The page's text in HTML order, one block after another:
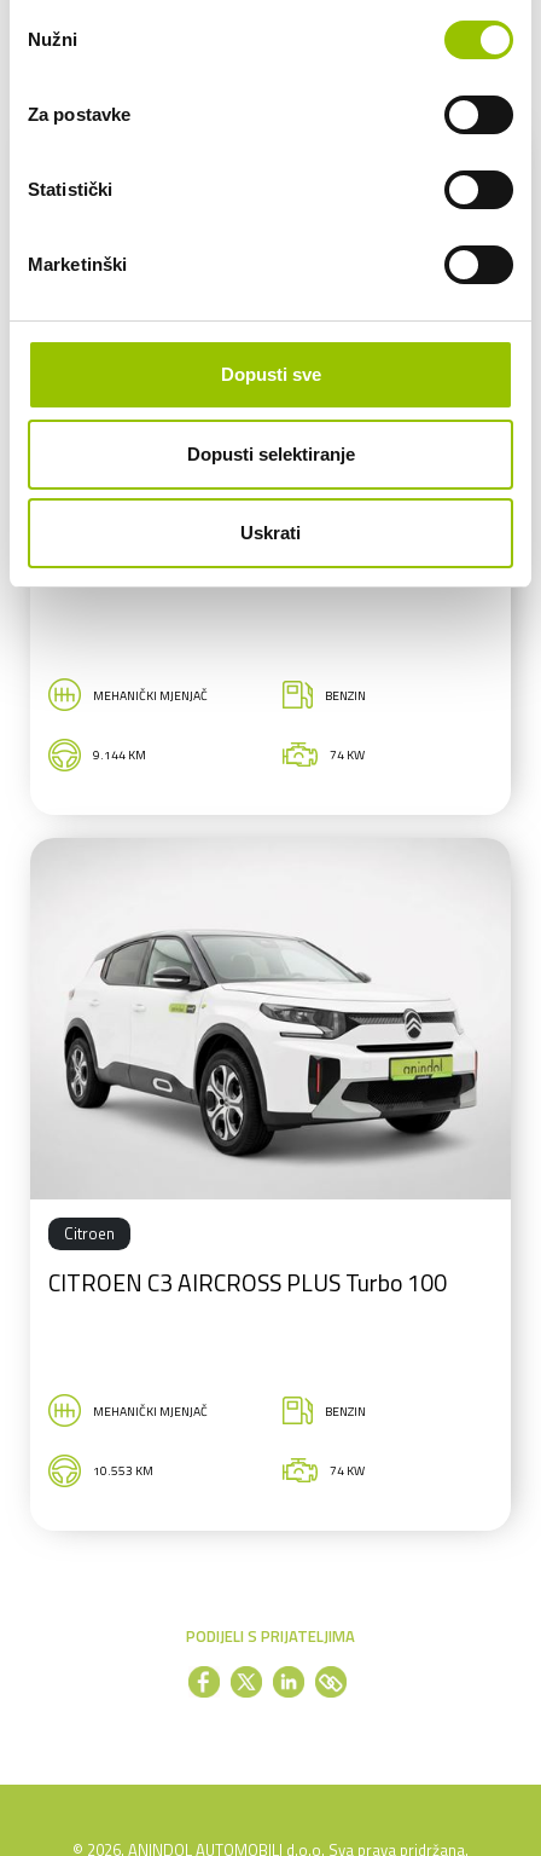
pristanka
Nužni
Za postavke
Statistički
Marketinški
Dopusti sve
Dopusti selektiranje
Uskrati
CITROËN C3 AIRCROSS PLUS Turbo 100
MEHANIČKI MJENJAČ BENZIN
9.144 KM 74 KW
Citroen
CITROEN C3 AIRCROSS PLUS Turbo 100
MEHANIČKI MJENJAČ BENZIN
10.553 KM 74 KW
PODIJELI S PRIJATELJIMA
© 2026. ANINDOL AUTOMOBILI d.o.o. Sva prava pridržana.